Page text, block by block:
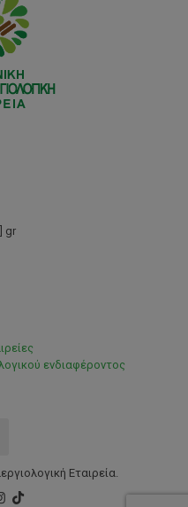
gr
ενδιαφέροντος
Εταιρεία.